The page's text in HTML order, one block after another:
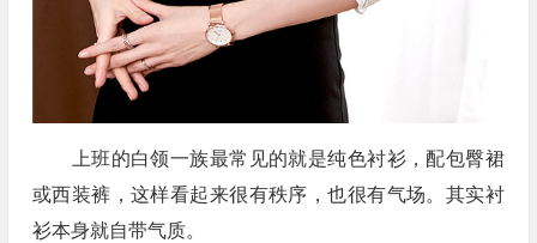
上班的白领一族最常见的就是纯色衬衫，配包臀裙
或西装裤，这样看起来很有秩序，也很有气场。其实衬
衫本身就自带气质。